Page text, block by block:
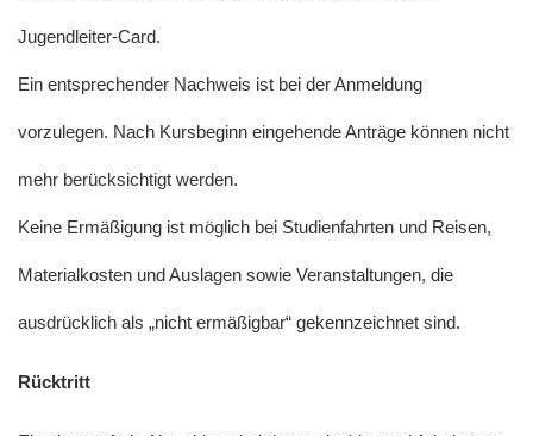
Jugendleiter-Card.
Ein entsprechender Nachweis ist bei der Anmeldung
vorzulegen. Nach Kursbeginn eingehende Anträge können nicht
mehr berücksichtigt werden.
Keine Ermäßigung ist möglich bei Studienfahrten und Reisen,
Materialkosten und Auslagen sowie Veranstaltungen, die
ausdrücklich als „nicht ermäßigbar“ gekennzeichnet sind.
Rücktritt